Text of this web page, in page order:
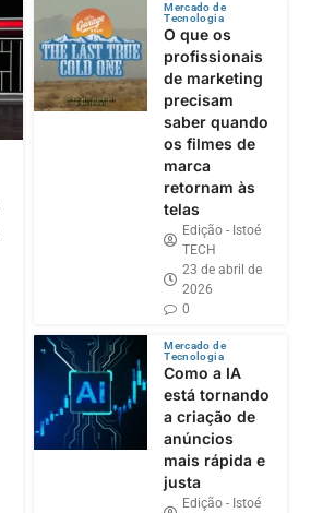
Mercado de
Tecnologia
O que os
profissionais
de marketing
precisam
saber quando
os filmes de
marca
retornam às
telas
Edição - Istoé
TECH
23 de abril de
2026
0
Mercado de
Tecnologia
Como a IA
está tornando
a criação de
anúncios
mais rápida e
justa
Edição - Istoé